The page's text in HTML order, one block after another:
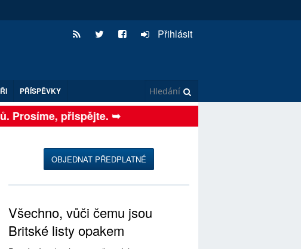
Přihlásit
PŘÍSPĚVKY
přispějte. ➥
OBJEDNAT PŘEDPLATNÉ
Všechno, vůči čemu jsou
Britské listy opakem